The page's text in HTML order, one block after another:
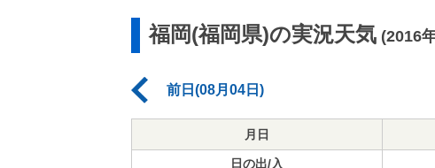
福岡(福岡県)の実況天気 (2016
前日(08月04日)
月日
日の出/入